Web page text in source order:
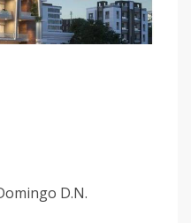
D.N.